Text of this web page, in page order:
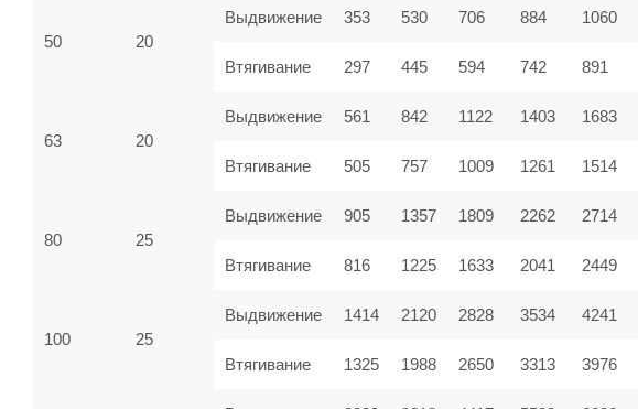
50 20
Выдвижение 353 530 706 884 1060
Втягивание 297 445 594 742 891
63 20
Выдвижение 561 842 1122 1403 1683
Втягивание 505 757 1009 1261 1514
80 25
Выдвижение 905 1357 1809 2262 2714
Втягивание 816 1225 1633 2041 2449
100 25
Выдвижение 1414 2120 2828 3534 4241
Втягивание 1325 1988 2650 3313 3976